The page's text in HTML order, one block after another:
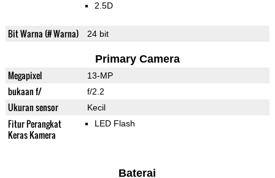
2.5D
Bit Warna (# Warna) 24 bit
Primary Camera
Megapixel 13-MP
bukaan f/ f/2.2
Ukuran sensor Kecil
Fitur Perangkat
Keras Kamera
LED Flash
Baterai